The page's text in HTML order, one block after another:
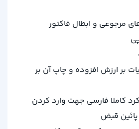
مرجوعی و ابطال فاکتور
بر ارزش افزوده و چاپ آن بر
کاملا فارسی جهت وارد کردن
پائین قبض